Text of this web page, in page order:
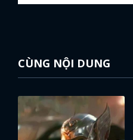
CÙNG NỘI DUNG